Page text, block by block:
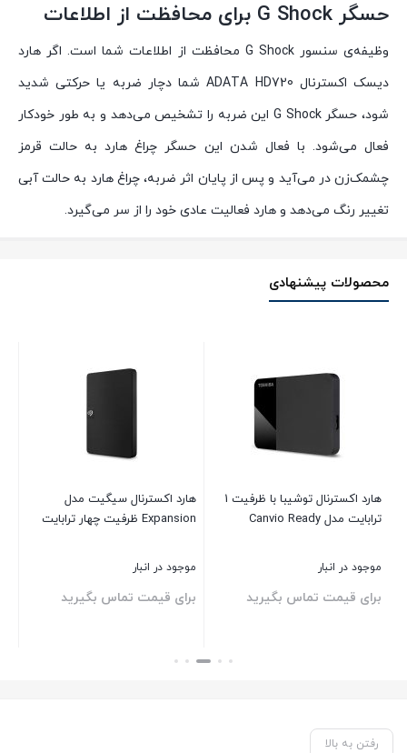
حسگر G Shock برای محافظت از اطلاعات
وظیفه‌ی سنسور G Shock محافظت از اطلاعات شما است. اگر هارد
دیسک اکسترنال ADATA HD720 شما دچار ضربه یا حرکتی شدید
شود، حسگر G Shock این ضربه را تشخیص می‌دهد و به طور خودکار
فعال می‌شود. با فعال شدن این حسگر چراغ هارد به حالت قرمز
چشمک‌زن در می‌آید و پس از پایان اثر ضربه، چراغ هارد به حالت آبی
تغییر رنگ می‌دهد و هارد فعالیت عادی خود را از سر می‌گیرد.
محصولات پیشنهادی
هارد اکسترنال توشیبا با ظرفیت 1
ترابایت مدل Canvio Ready
موجود در انبار
برای قیمت تماس بگیرید
هارد اکسترنال سیگیت مدل
Expansion ظرفیت چهار ترابایت
موجود در انبار
برای قیمت تماس بگیرید
بستن
رفتن به بالا